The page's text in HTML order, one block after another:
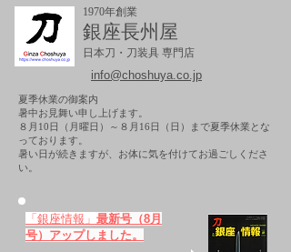
1970年創業
銀座長州屋
日本刀・刀装具 専門店
info@choshuya.co.jp
夏季休業の御案内
暑中お見舞い申し上げます。
８月10日（月曜日）～８月16日（日）まで夏季休業とな
っております。
​暑い日が続きますが、お体に気を付けてお過ごしくださ
い。
「銀座情報」 最新号（8月
号）アップしました。